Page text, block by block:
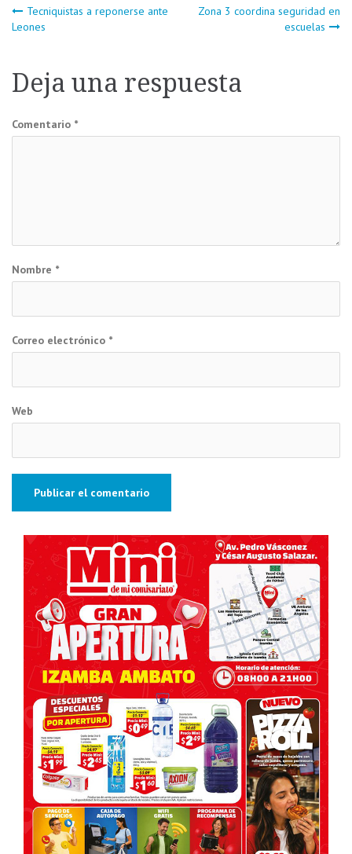
Navegación
entradas
Tecniquistas a reponerse ante
Leones
Zona 3 coordina seguridad en
escuelas
Deja una respuesta
Comentario *
Nombre *
Correo electrónico *
Web